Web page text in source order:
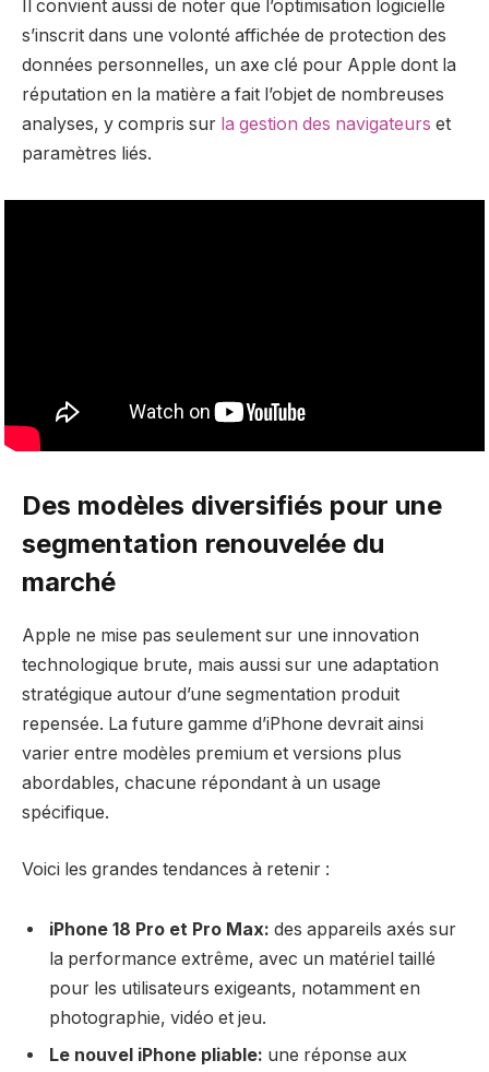
Il convient aussi de noter que l’optimisation logicielle
s’inscrit dans une volonté affichée de protection des
données personnelles, un axe clé pour Apple dont la
réputation en la matière a fait l’objet de nombreuses
analyses, y compris sur la gestion des navigateurs et
paramètres liés.
Des modèles diversifiés pour une
segmentation renouvelée du
marché
Apple ne mise pas seulement sur une innovation
technologique brute, mais aussi sur une adaptation
stratégique autour d’une segmentation produit
repensée. La future gamme d’iPhone devrait ainsi
varier entre modèles premium et versions plus
abordables, chacune répondant à un usage
spécifique.
Voici les grandes tendances à retenir :
iPhone 18 Pro et Pro Max: des appareils axés sur
la performance extrême, avec un matériel taillé
pour les utilisateurs exigeants, notamment en
photographie, vidéo et jeu.
Le nouvel iPhone pliable: une réponse aux